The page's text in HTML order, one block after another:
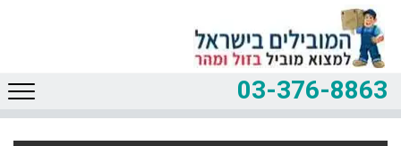
03-376-8863